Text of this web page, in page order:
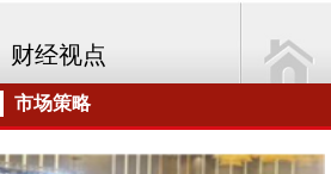
财经视点
市场策略